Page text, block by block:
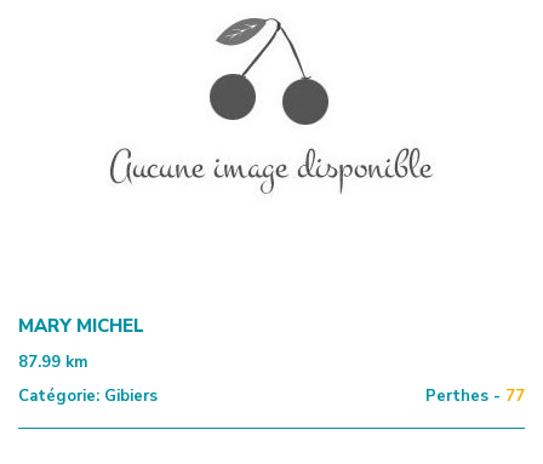
MARY MICHEL
87.99 km
Catégorie: Gibiers Perthes - 77